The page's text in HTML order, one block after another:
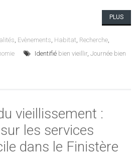
PLUS
, Evènements, Habitat, Recherche,
Identifié bien vieillir, Journée bien
vieillissement :
les services
dans le Finistère